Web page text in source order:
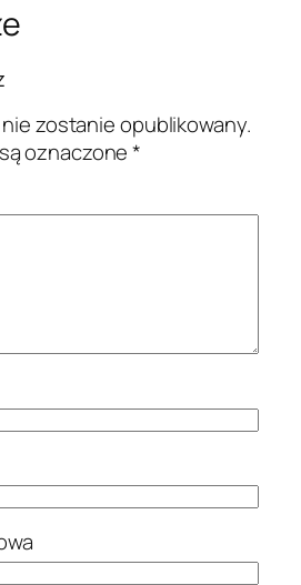
zostanie opublikowany.
oznaczone*